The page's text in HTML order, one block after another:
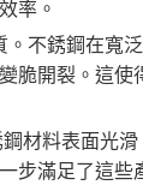
率。
不銹鋼在寬
脆開裂。這
材料表面光
步滿足了這些